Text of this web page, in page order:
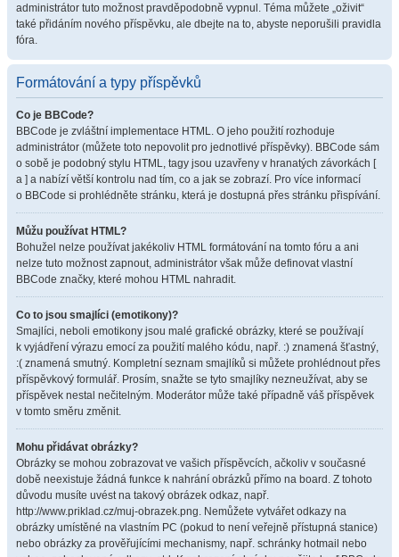
administrátor tuto možnost pravděpodobně vypnul. Téma můžete „oživit“
také přidáním nového příspěvku, ale dbejte na to, abyste neporušili pravidla
fóra.
Formátování a typy příspěvků
Co je BBCode?
BBCode je zvláštní implementace HTML. O jeho použití rozhoduje
administrátor (můžete toto nepovolit pro jednotlivé příspěvky). BBCode sám
o sobě je podobný stylu HTML, tagy jsou uzavřeny v hranatých závorkách [
a ] a nabízí větší kontrolu nad tím, co a jak se zobrazí. Pro více informací
o BBCode si prohlédněte stránku, která je dostupná přes stránku přispívání.
Můžu používat HTML?
Bohužel nelze používat jakékoliv HTML formátování na tomto fóru a ani
nelze tuto možnost zapnout, administrátor však může definovat vlastní
BBCode značky, které mohou HTML nahradit.
Co to jsou smajlíci (emotikony)?
Smajlíci, neboli emotikony jsou malé grafické obrázky, které se používají
k vyjádření výrazu emocí za použití malého kódu, např. :) znamená šťastný,
:( znamená smutný. Kompletní seznam smajlíků si můžete prohlédnout přes
příspěvkový formulář. Prosím, snažte se tyto smajlíky nezneužívat, aby se
příspěvek nestal nečitelným. Moderátor může také případně váš příspěvek
v tomto směru změnit.
Mohu přidávat obrázky?
Obrázky se mohou zobrazovat ve vašich příspěvcích, ačkoliv v současné
době neexistuje žádná funkce k nahrání obrázků přímo na board. Z tohoto
důvodu musíte uvést na takový obrázek odkaz, např.
http://www.priklad.cz/muj-obrazek.png. Nemůžete vytvářet odkazy na
obrázky umístěné na vlastním PC (pokud to není veřejně přístupná stanice)
nebo obrázky za prověřujícími mechanismy, např. schránky hotmail nebo